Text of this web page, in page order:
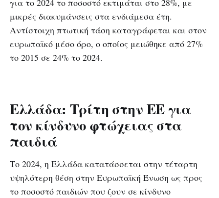
για το 2024 το ποσοστό εκτιμάται στο 28%, με
μικρές διακυμάνσεις στα ενδιάμεσα έτη.
Αντίστοιχη πτωτική τάση καταγράφεται και στον
ευρωπαϊκό μέσο όρο, ο οποίος μειώθηκε από 27%
το 2015 σε 24% το 2024.
Ελλάδα: Τρίτη στην ΕΕ για
τον κίνδυνο φτώχειας στα
παιδιά
Το 2024, η Ελλάδα κατατάσσεται στην τέταρτη
υψηλότερη θέση στην Ευρωπαϊκή Ένωση ως προς
το ποσοστό παιδιών που ζουν σε κίνδυνο